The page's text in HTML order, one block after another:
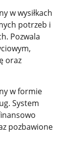
w wysiłkach
potrzeb i
Pozwala
oraz
w formie
System
pozbawione